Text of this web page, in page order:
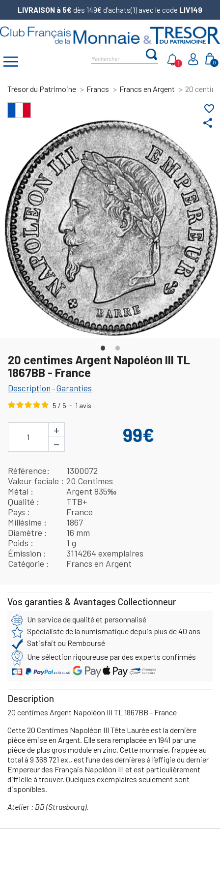
LIVRAISON à 5€ dès 149€ d’achats(1) avec le code LIV149
0
1
Trésor du Patrimoine Francs Francs en Argent 20
share
favorite_border
20 centimes Argent Napoléon III TL
1867BB - France
Description -Garanties
5 / 5 - 1 avis
1
+
−
99€
Référence
1300072
Valeur faciale
20 Centimes
Métal
Argent 835‰
Qualité
TTB+
Pays
France
Millésime
1867
Diamètre
16 mm
Poids
1 g
Émission
3114264 exemplaires
Catégorie
Francs en Argent
Vos garanties & Avantages Collectionneur
Un service de qualité et personnalisé
Spécialiste de la numismatique depuis plus de 40 ans
Satisfait ou Remboursé
Une sélection rigoureuse par des experts confirmés
Description
20 centimes Argent Napoléon III TL 1867BB - France
Cette 20 Centimes Napoléon III Tête Laurée est la dernière
pièce émise en Argent. Elle sera remplacée en 1941 par une
pièce de plus gros module en zinc. Cette monnaie, frappée au
total à 9 368 721 ex., est l’une des dernières à l’effigie du dernier
Empereur des Français Napoléon III et est particulièrement
difficile à trouver. Quelques exemplaires seulement sont
disponibles.
Atelier : BB (Strasbourg).